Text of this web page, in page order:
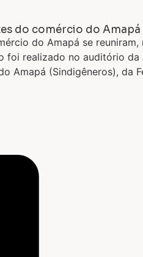
do comércio do
do Amapá se
realizado no auditório
Amapá (Sindigêneros),